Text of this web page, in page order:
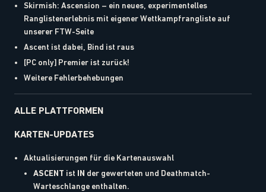
Skirmish: Ascension – ein neues, experimentelles
Ranglistenerlebnis mit eigener Wettkampfrangliste auf
unserer FTW-Seite
Ascent ist dabei, Bind ist raus
[PC only] Premier ist zurück!
Weitere Fehlerbehebungen
ALLE PLATTFORMEN
KARTEN-UPDATES
Aktualisierungen für die Kartenauswahl
ASCENT ist IN der gewerteten und Deathmatch-
Warteschlange enthalten.